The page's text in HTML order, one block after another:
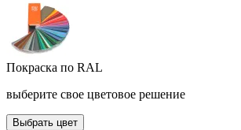
Покраска по RAL
выберите свое цветовое решение
Выбрать цвет